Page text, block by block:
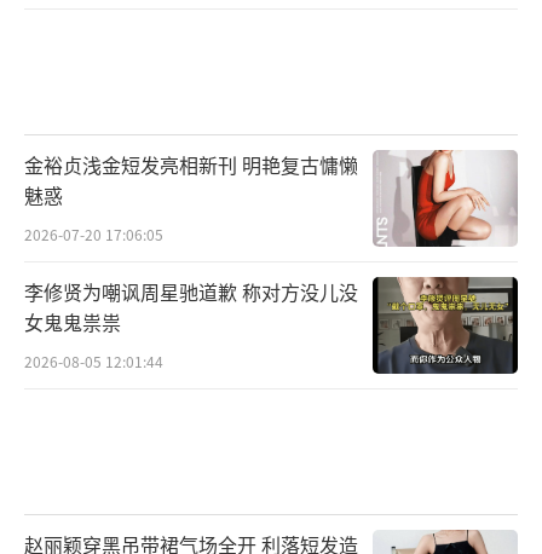
金裕贞浅金短发亮相新刊 明艳复古慵懒
魅惑
2026-07-20 17:06:05
李修贤为嘲讽周星驰道歉 称对方没儿没
女鬼鬼祟祟
2026-08-05 12:01:44
赵丽颖穿黑吊带裙气场全开 利落短发造